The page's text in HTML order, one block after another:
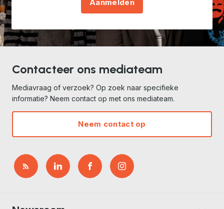
Aanmelden
Contacteer ons mediateam
Mediavraag of verzoek? Op zoek naar specifieke
informatie? Neem contact op met ons mediateam.
Neem contact op